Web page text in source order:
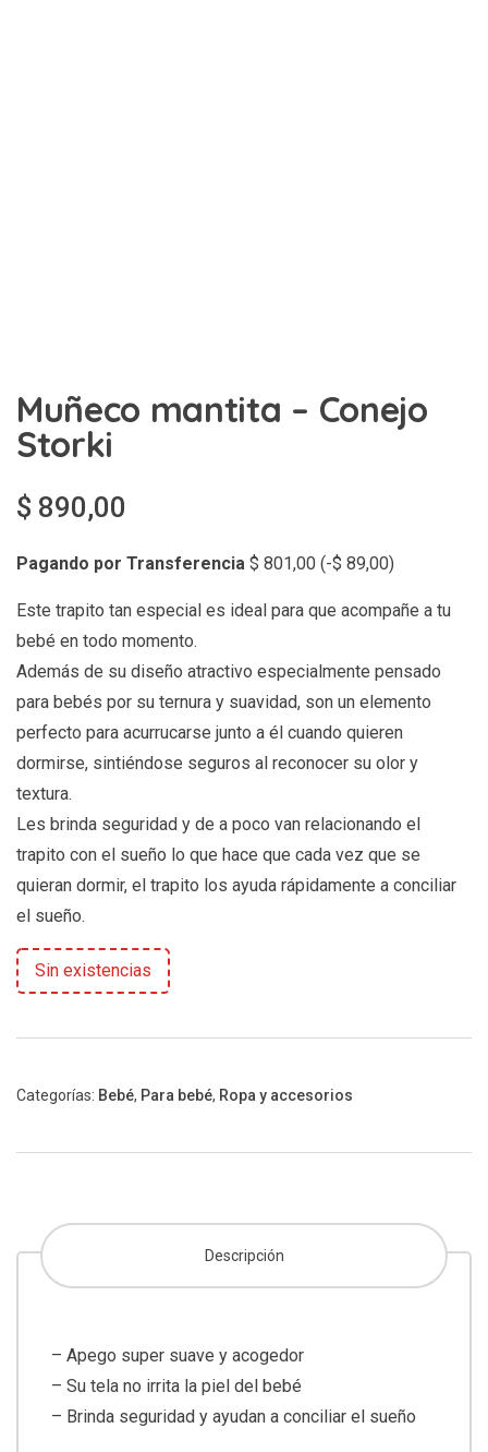
Muñeco mantita – Conejo
Storki
$ 890,00
Pagando por Transferencia $ 801,00 (-$ 89,00)
Este trapito tan especial es ideal para que acompañe a tu
bebé en todo momento.
Además de su diseño atractivo especialmente pensado
para bebés por su ternura y suavidad, son un elemento
perfecto para acurrucarse junto a él cuando quieren
dormirse, sintiéndose seguros al reconocer su olor y
textura.
Les brinda seguridad y de a poco van relacionando el
trapito con el sueño lo que hace que cada vez que se
quieran dormir, el trapito los ayuda rápidamente a conciliar
el sueño.
Sin existencias
Categorías: Bebé, Para bebé, Ropa y accesorios
Descripción
– Apego super suave y acogedor
– Su tela no irrita la piel del bebé
– Brinda seguridad y ayudan a conciliar el sueño